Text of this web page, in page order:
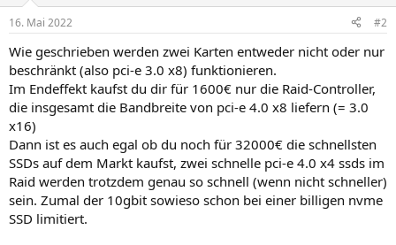
16. Mai 2022 #2
Wie geschrieben werden zwei Karten entweder nicht oder nur
beschränkt (also pci-e 3.0 x8) funktionieren.
Im Endeffekt kaufst du dir für 1600€ nur die Raid-Controller,
die insgesamt die Bandbreite von pci-e 4.0 x8 liefern (= 3.0
x16)
Dann ist es auch egal ob du noch für 32000€ die schnellsten
SSDs auf dem Markt kaufst, zwei schnelle pci-e 4.0 x4 ssds im
Raid werden trotzdem genau so schnell (wenn nicht schneller)
sein. Zumal der 10gbit sowieso schon bei einer billigen nvme
SSD limitiert.